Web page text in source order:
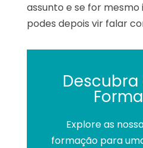
assunto e se for mesmo
podes depois vir falar
Descubra
Explore as
formação para